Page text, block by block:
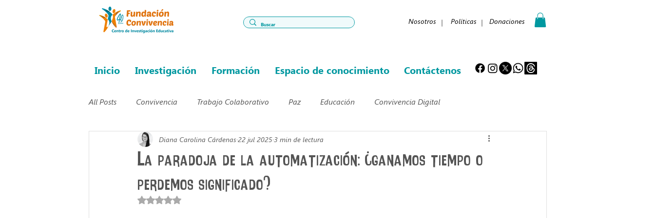
Nosotros Políticas Donaciones
Inicio Investigación Formación Espacio de conocimiento Contáctenos
All Posts Convivencia Trabajo Colaborativo Paz Educación Convivencia Digital
Experiencias pedagógicas Educación Rural Primera infancia Educación digital
Convivencia organizacional Inteligencia Artificial
La paradoja de la automatización: ¿ganamos tiempo o
perdemos significado?
Diana Carolina Cárdenas 22 jul 20253 min de lectura
Obtuvo NaN de 5 estrellas.